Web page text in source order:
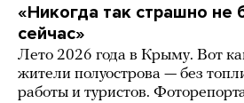
«Никогда так страшно не
сейчас»
Лето 2026 года в Крыму. Вот
жители полуострова — без
работы и туристов.